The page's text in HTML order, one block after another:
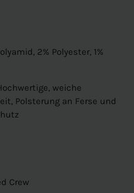
2% Polyester, 1%
weiche
Polsterung an Ferse und
Crew